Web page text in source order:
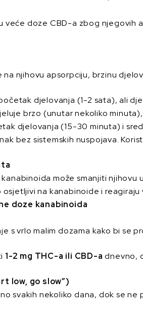
veće doze CBD-a zbog
njihovu apsorpciju, brzinu
djelovanja (1-2 sata), ali
brzo (unutar nekoliko
djelovanja (15-30 minuta) i
bez sistemskih nuspojava.
može smanjiti
osjetljivi na kanabinoide i
doze kanabinoida
s vrlo malim dozama kako bi se
1-2 mg THC-a ili CBD-a dnevno,
low, go slow”)
svakih nekoliko dana, dok se